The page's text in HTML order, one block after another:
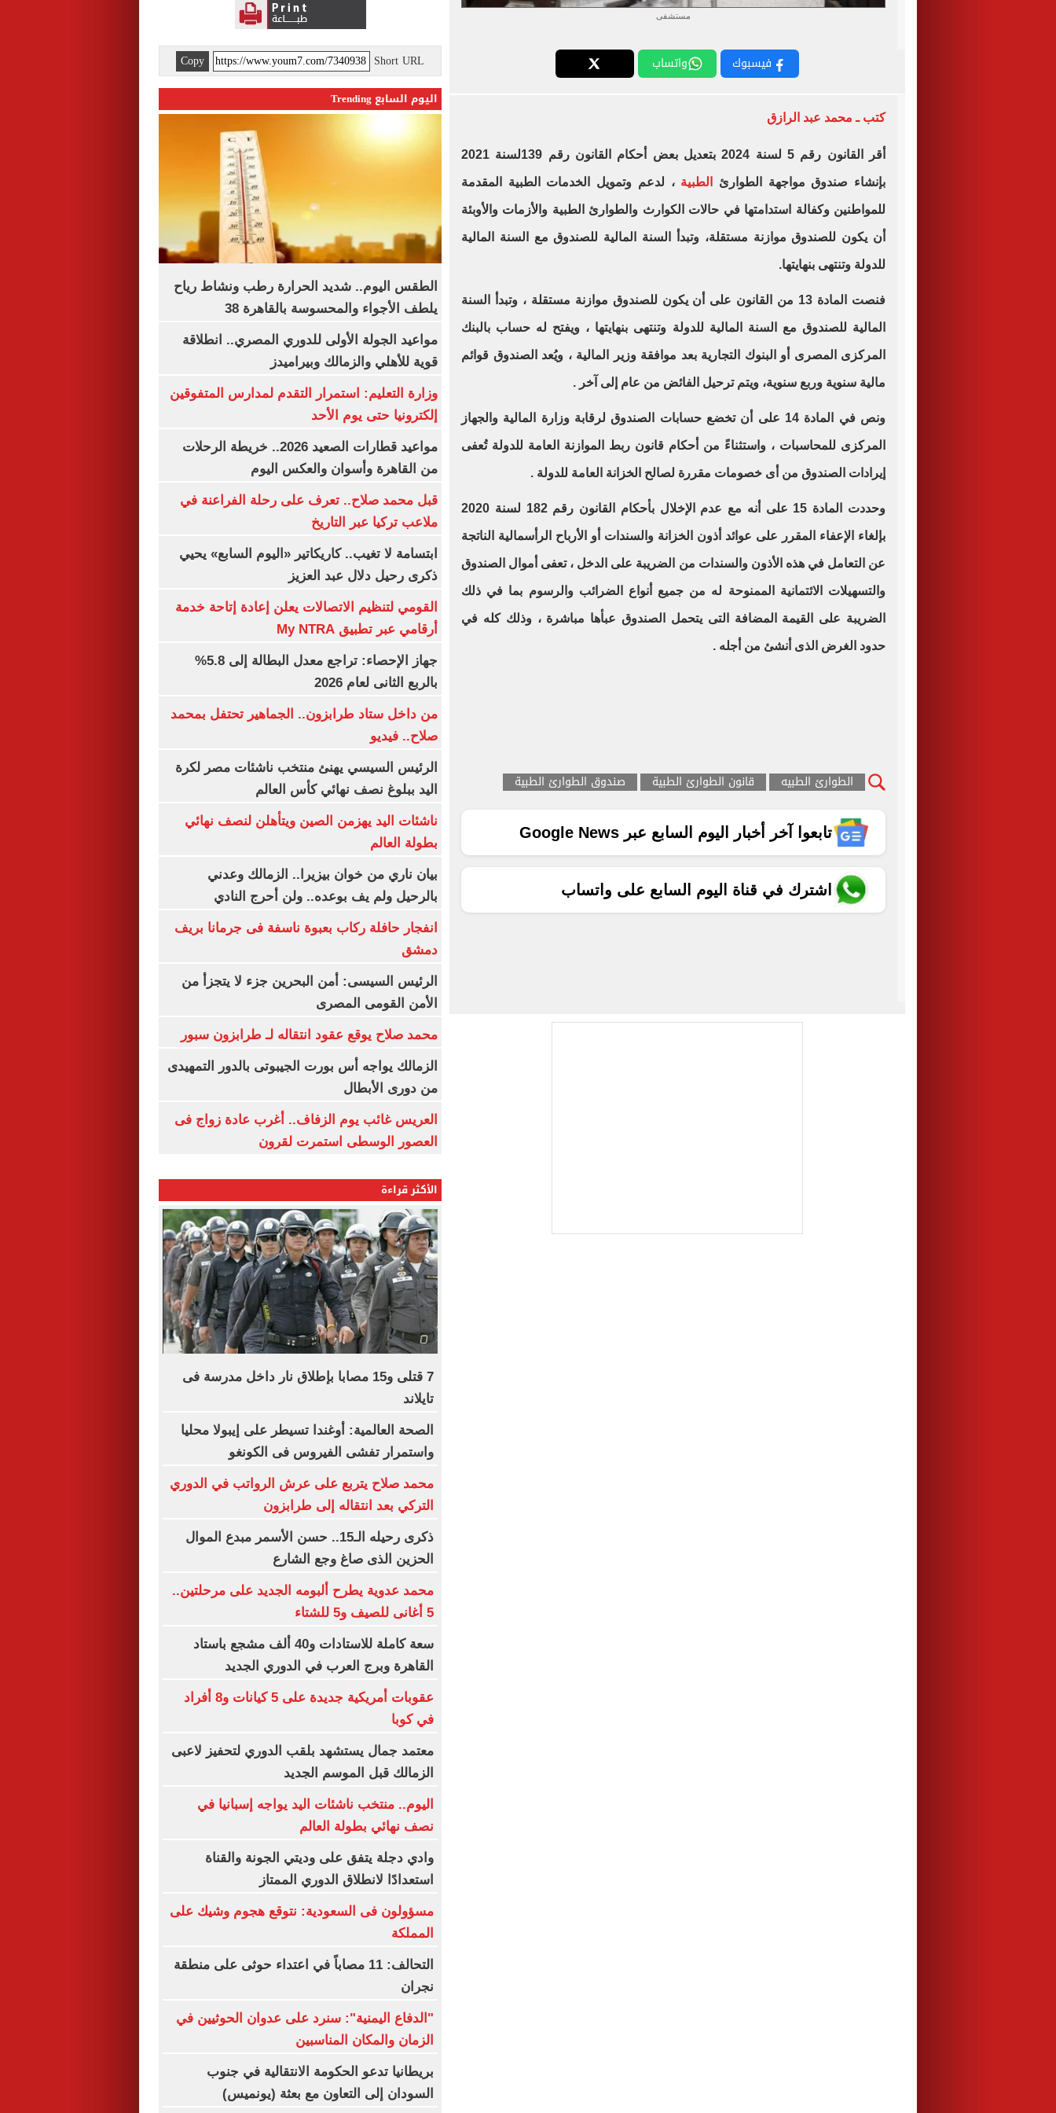
مستشفى
فيسبوك واتساب
كتب ـ محمد عبد الرازق
أقر القانون رقم 5 لسنة 2024 بتعديل بعض أحكام القانون رقم 139لسنة 2021
بإنشاء صندوق مواجهة الطوارئ الطبية، لدعم وتمويل الخدمات الطبية المقدمة
للمواطنين وكفالة استدامتها في حالات الكوارث والطوارئ الطبية والأزمات والأوبئة
أن يكون للصندوق موازنة مستقلة، وتبدأ السنة المالية للصندوق مع السنة المالية
للدولة وتنتهى بنهايتها.
فنصت المادة 13 من القانون على أن يكون للصندوق موازنة مستقلة ، وتبدأ السنة
المالية للصندوق مع السنة المالية للدولة وتنتهى بنهايتها ، ويفتح له حساب بالبنك
المركزى المصرى أو البنوك التجارية بعد موافقة وزير المالية ، ويُعد الصندوق قوائم
مالية سنوية وربع سنوية، ويتم ترحيل الفائض من عام إلى آخر .
ونص في المادة 14 على أن تخضع حسابات الصندوق لرقابة وزارة المالية والجهاز
المركزى للمحاسبات ، واستثناءً من أحكام قانون ربط الموازنة العامة للدولة تُعفى
إيرادات الصندوق من أى خصومات مقررة لصالح الخزانة العامة للدولة .
وحددت المادة 15 على أنه مع عدم الإخلال بأحكام القانون رقم 182 لسنة 2020
بإلغاء الإعفاء المقرر على عوائد أذون الخزانة والسندات أو الأرباح الرأسمالية الناتجة
عن التعامل في هذه الأذون والسندات من الضريبة على الدخل ، تعفى أموال الصندوق
والتسهيلات الائتمانية الممنوحة له من جميع أنواع الضرائب والرسوم بما في ذلك
الضريبة على القيمة المضافة التى يتحمل الصندوق عبأها مباشرة ، وذلك كله في
حدود الغرض الذى أنشئ من أجله .
الطوارئ الطبيه قانون الطوارئ الطبية صندوق الطوارئ الطبية
تابعوا آخر أخبار اليوم السابع عبر Google News
اشترك في قناة اليوم السابع على واتساب
Short URL
Copy
اليوم السابع Trending
الطقس اليوم.. شديد الحرارة رطب ونشاط رياح
يلطف الأجواء والمحسوسة بالقاهرة 38
مواعيد الجولة الأولى للدوري المصري.. انطلاقة
قوية للأهلي والزمالك وبيراميدز
وزارة التعليم: استمرار التقدم لمدارس المتفوقين
إلكترونيا حتى يوم الأحد
مواعيد قطارات الصعيد 2026.. خريطة الرحلات
من القاهرة وأسوان والعكس اليوم
قبل محمد صلاح.. تعرف على رحلة الفراعنة في
ملاعب تركيا عبر التاريخ
ابتسامة لا تغيب.. كاريكاتير «اليوم السابع» يحيي
ذكرى رحيل دلال عبد العزيز
القومي لتنظيم الاتصالات يعلن إعادة إتاحة خدمة
أرقامي عبر تطبيق My NTRA
جهاز الإحصاء: تراجع معدل البطالة إلى 5.8%
بالربع الثانى لعام 2026
من داخل ستاد طرابزون.. الجماهير تحتفل بمحمد
صلاح.. فيديو
الرئيس السيسي يهنئ منتخب ناشئات مصر لكرة
اليد ببلوغ نصف نهائي كأس العالم
ناشئات اليد يهزمن الصين ويتأهلن لنصف نهائي
بطولة العالم
بيان ناري من خوان بيزيرا.. الزمالك وعدني
بالرحيل ولم يف بوعده.. ولن أحرج النادي
انفجار حافلة ركاب بعبوة ناسفة فى جرمانا بريف
دمشق
الرئيس السيسى: أمن البحرين جزء لا يتجزأ من
الأمن القومى المصرى
محمد صلاح يوقع عقود انتقاله لـ طرابزون سبور
الزمالك يواجه أس بورت الجيبوتى بالدور التمهيدى
من دورى الأبطال
العريس غائب يوم الزفاف.. أغرب عادة زواج فى
العصور الوسطى استمرت لقرون
الأكثر قراءة
7 قتلى و15 مصابا بإطلاق نار داخل مدرسة فى
تايلاند
الصحة العالمية: أوغندا تسيطر على إيبولا محليا
واستمرار تفشى الفيروس فى الكونغو
محمد صلاح يتربع على عرش الرواتب في الدوري
التركي بعد انتقاله إلى طرابزون
ذكرى رحيله الـ15.. حسن الأسمر مبدع الموال
الحزين الذى صاغ وجع الشارع
محمد عدوية يطرح ألبومه الجديد على مرحلتين..
5 أغانى للصيف و5 للشتاء
سعة كاملة للاستادات و40 ألف مشجع باستاد
القاهرة وبرج العرب في الدوري الجديد
عقوبات أمريكية جديدة على 5 كيانات و8 أفراد
في كوبا
معتمد جمال يستشهد بلقب الدوري لتحفيز لاعبى
الزمالك قبل الموسم الجديد
اليوم.. منتخب ناشئات اليد يواجه إسبانيا في
نصف نهائي بطولة العالم
وادي دجلة يتفق على وديتي الجونة والقناة
استعدادًا لانطلاق الدوري الممتاز
مسؤولون فى السعودية: نتوقع هجوم وشيك على
المملكة
التحالف: 11 مصاباً في اعتداء حوثى على منطقة
نجران
"الدفاع اليمنية": سنرد على عدوان الحوثيين في
الزمان والمكان المناسبين
بريطانيا تدعو الحكومة الانتقالية في جنوب
السودان إلى التعاون مع بعثة (يونميس)